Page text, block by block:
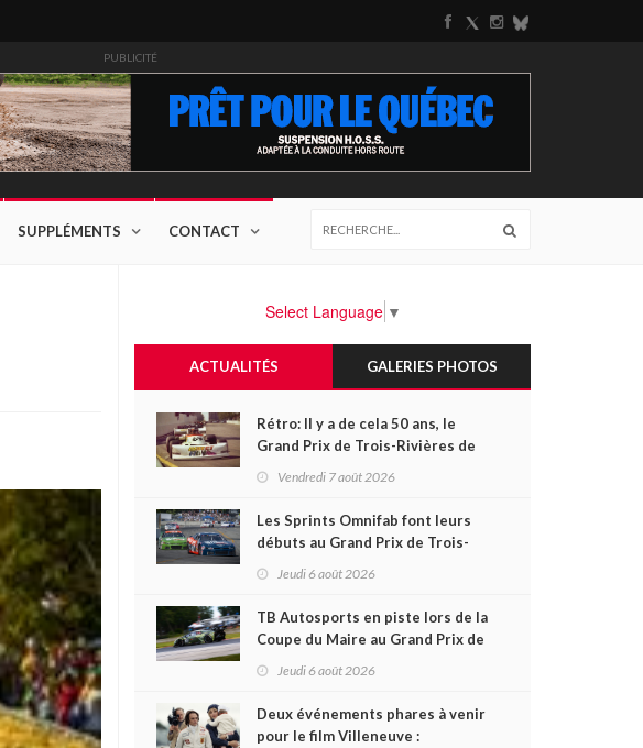
PUBLICITÉ
SUPPLÉMENTS CONTACT
Select Language ▼
ACTUALITÉS GALERIES PHOTOS
Rétro: Il y a de cela 50 ans, le
Grand Prix de Trois-Rivières de
1976
Vendredi 7 août 2026
Les Sprints Omnifab font leurs
débuts au Grand Prix de Trois-
Rivières avec un format inspiré
Jeudi 6 août 2026
TB Autosports en piste lors de la
Coupe du Maire au Grand Prix de
Trois-Rivières
Jeudi 6 août 2026
Deux événements phares à venir
pour le film Villeneuve :